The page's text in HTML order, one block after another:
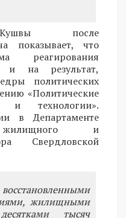
Кушвы после
показывает, что
реагирования
и на результат,
политических
«Политические
и технологии».
в Департаменте
жилищного и
Свердловской
жилищными
тысяч